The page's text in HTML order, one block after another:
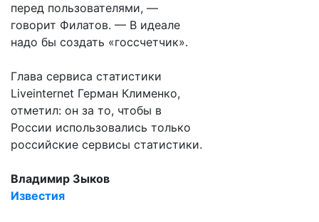
перед пользователями, —
говорит Филатов. — В идеале
надо бы создать «госсчетчик».
Глава сервиса статистики
Liveinternet Герман Клименко,
отметил: он за то, чтобы в
России использовались только
российские сервисы статистики.
Владимир Зыков
Известия